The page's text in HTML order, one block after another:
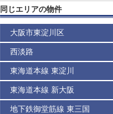
同じエリアの物件
大阪市東淀川区
西淡路
東海道本線 東淀川
東海道本線 新大阪
地下鉄御堂筋線 東三国